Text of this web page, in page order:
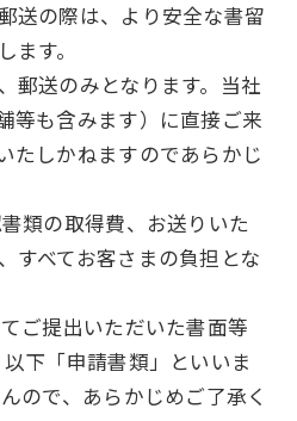
送の際は、より安全な書留
す。
郵送のみとなります。当社
等も含みます）に直接ご来
たしかねますのであらかじ
類の取得費、お送りいた
すべてお客さまの負担とな
ご提出いただいた書面等
下「申請書類」といいま
ので、あらかじめご了承く